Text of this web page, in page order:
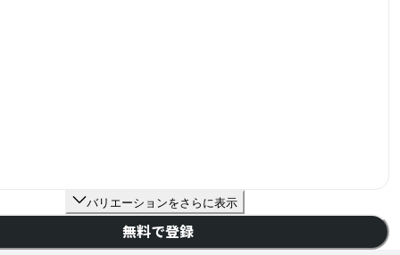
バリエーションをさらに表示
無料で登録